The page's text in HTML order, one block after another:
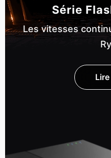
Série
Les vitesses